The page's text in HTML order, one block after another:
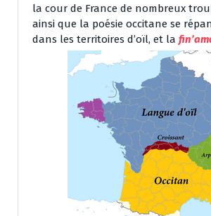
la cour de France de nombreux
ainsi que la poésie occitane se
dans les territoires d’oïl, et la